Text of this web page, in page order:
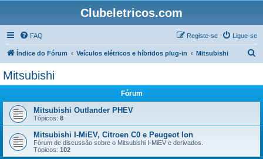
Clubeletricos.com
FAQ Ligue-se
Registe-se
Índice do Fórum Veículos elétricos e híbridos plug-in Mitsubishi
Mitsubishi
Fórum
Mitsubishi Outlander PHEV
Tópicos: 8
Mitsubishi I-MiEV, Citroen C0 e Peugeot Ion
Fórum de discussão sobre o Mitsubishi I-MiEV e derivados.
Tópicos: 102